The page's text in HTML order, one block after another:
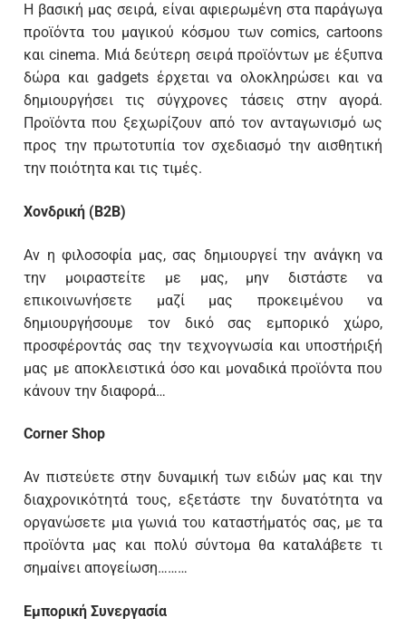
Η βασική μας σειρά, είναι αφιερωμένη στα παράγωγα
προϊόντα του μαγικού κόσμου των comics, cartoons
και cinema. Μιά δεύτερη σειρά προϊόντων με έξυπνα
δώρα και gadgets έρχεται να ολοκληρώσει και να
δημιουργήσει τις σύγχρονες τάσεις στην αγορά.
Προϊόντα που ξεχωρίζουν από τον ανταγωνισμό ως
προς την πρωτοτυπία τον σχεδιασμό την αισθητική
την ποιότητα και τις τιμές.
Χονδρική (B2B)
Αν η φιλοσοφία μας, σας δημιουργεί την ανάγκη να
την μοιραστείτε με μας, μην διστάστε να
επικοινωνήσετε μαζί μας προκειμένου να
δημιουργήσουμε τον δικό σας εμπορικό χώρο,
προσφέροντάς σας την τεχνογνωσία και υποστήριξή
μας με αποκλειστικά όσο και μοναδικά προϊόντα που
κάνουν την διαφορά…
Corner Shop
Αν πιστεύετε στην δυναμική των ειδών μας και την
διαχρονικότητά τους, εξετάστε την δυνατότητα να
οργανώσετε μια γωνιά του καταστήματός σας, με τα
προϊόντα μας και πολύ σύντομα θα καταλάβετε τι
σημαίνει απογείωση………
Εμπορική Συνεργασία